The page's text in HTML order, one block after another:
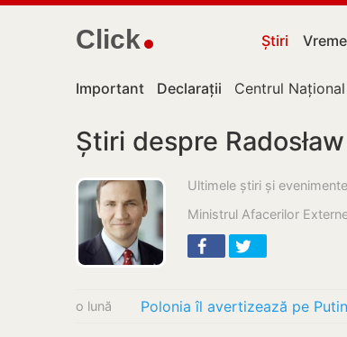
Click Știri
Important Declarații Centrul
Știri despre
Ultimele știri și
Ministrul Afacerilor
o lună Polonia îl avertizează pe